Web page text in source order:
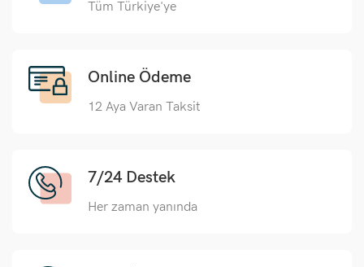
Tüm Türkiye'ye
Online Ödeme
12 Aya Varan Taksit
7/24 Destek
Her zaman yanında